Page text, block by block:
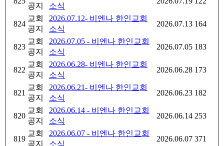
공지
소식
824
교회
공지
2026.07.12- 비엔나 한인교회
소식
2026.07.13 164
823
교회
공지
2026.07.05 - 비엔나 한인교회
소식
2026.07.05 183
822
교회
공지
2026.06.28- 비엔나 한인교회
소식
2026.06.28 173
821
교회
공지
2026.06.21- 비엔나 한인교회
소식
2026.06.23 182
820
교회
공지
2026.06.14 - 비엔나 한인교회
소식
2026.06.14 253
819
교회
공지
2026.06.07 - 비엔나 한인교회
소식
2026.06.07 371